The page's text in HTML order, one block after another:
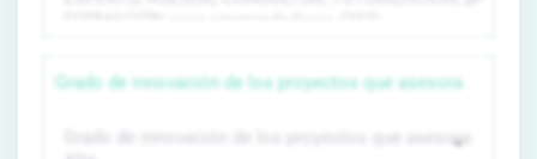
Grado de innovación de los proyectos que asesora